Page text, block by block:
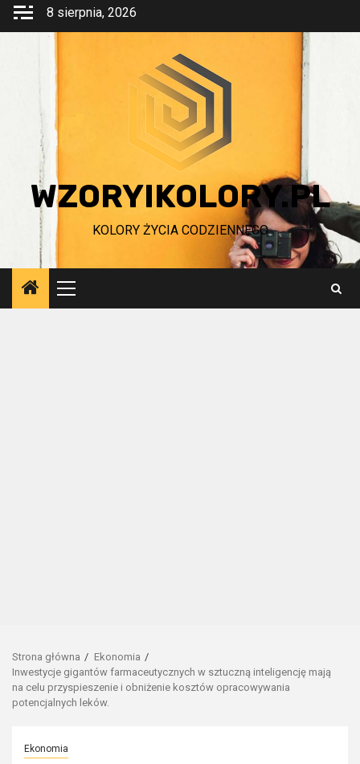
Przejdź
8 sierpnia, 2026
WZORYIKOLORY.PL
KOLORY ŻYCIA CODZIENNEGO
Menu
główne
Strona główna
Ekonomia
Inwestycje gigantów farmaceutycznych w sztuczną inteligencję mają
na celu przyspieszenie i obniżenie kosztów opracowywania
potencjalnych leków.
Ekonomia